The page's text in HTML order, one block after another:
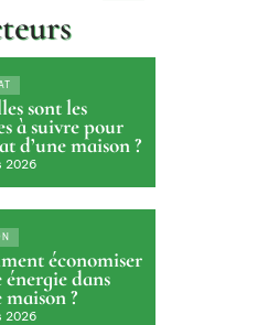
sont les
à suivre pour
d’une maison ?
2026
économiser
énergie dans
?
2026